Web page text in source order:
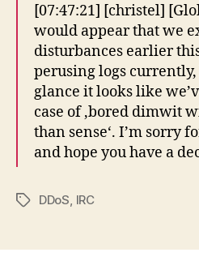
[07:47:21] [christel]
would appear that we
disturbances earlier
perusing logs
glance it looks like
case of ‚bored dimwit
than sense‘. I’m sorry
and hope you have a
Schlagwörter
DDoS IRC